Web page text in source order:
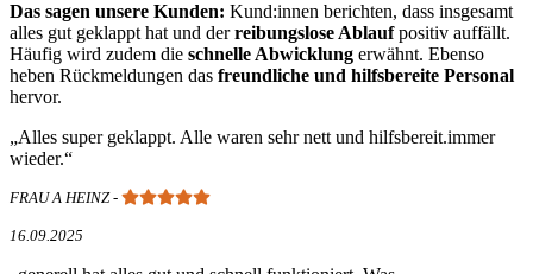
Das sagen unsere Kunden: Kund:innen berichten, dass insgesamt
alles gut geklappt hat und derreibungslose Ablaufpositiv auffällt.
Häufig wird zudem die schnelle Abwicklung erwähnt. Ebenso
heben Rückmeldungen das freundliche und hilfsbereite Personal
hervor.
Alles super geklappt. Alle waren sehr nett und hilfsbereit.immer
wieder.
FRAU A HEINZ -
16.09.2025